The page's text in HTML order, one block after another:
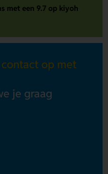
met een 9.7 op kiyoh
op met
je graag